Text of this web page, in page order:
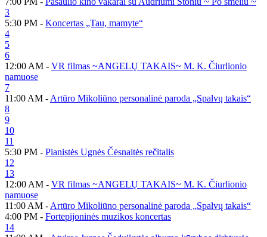
3
5:30 PM - Koncertas „Tau, mamyte“
4
5
6
12:00 AM - VR filmas ~ANGELŲ TAKAIS~ M. K. Čiurlionio
namuose
7
11:00 AM - Artūro Mikoliūno personalinė paroda „Spalvų takais“
8
9
10
11
5:30 PM - Pianistės Ugnės Čėsnaitės rečitalis
12
13
12:00 AM - VR filmas ~ANGELŲ TAKAIS~ M. K. Čiurlionio
namuose
11:00 AM - Artūro Mikoliūno personalinė paroda „Spalvų takais“
4:00 PM - Fortepijoninės muzikos koncertas
14